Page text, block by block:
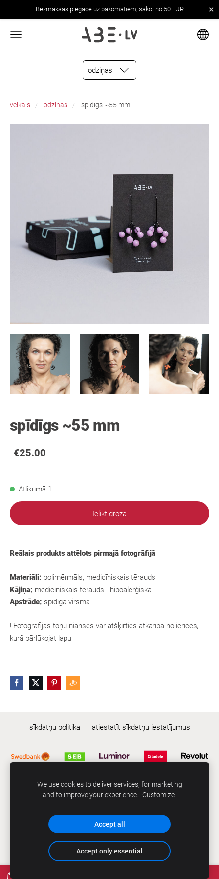
Bezmaksas piegāde uz pakomātiem, sākot no 50 EUR ×
odziņas
veikals odziņas spīdīgs ~55 mm
spīdīgs ~55 mm
€25.00
Atlikumā 1
Ielikt grozā
Reālais produkts attēlots pirmajā fotogrāfijā
Materiāli: polimērmāls, medicīniskais tērauds
Kājiņa: medicīniskais tērauds - hipoalerģiska
Apstrāde: spīdīga virsma
! Fotogrāfijās toņu nianses var atšķirties atkarībā no ierīces,
kurā pārlūkojat lapu
sīkdatņu politika atiestatīt sīkdatņu iestatījumus
© 2024 | SIA CCS | abe.lv ™
izplatīt mājas lapā iekļautās fotogrāfijas un informāciju.
We use cookies to deliver services, for marketing
and to improve your experience.
Customize
Accept all
Accept only essential